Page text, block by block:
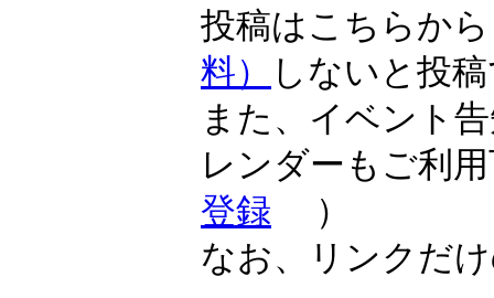
投稿はこちら
料）
しないと投
また、イベント
レンダーもご利
登録 ）
なお、リンクだ